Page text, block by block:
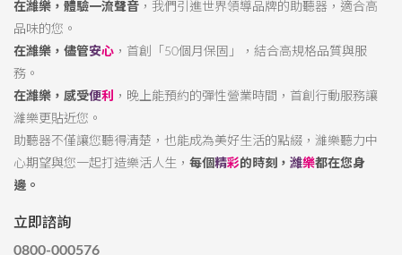
在濰樂，體驗一流聲音 ，我們引進世界領導品牌的助聽器，適合高
品味的您。
在濰樂，儘管安心 ，首創「50個月保固」，結合高規格品質與服
務。
在濰樂，感受便利 ，晚上能預約的彈性營業時間，首創行動服務讓
濰樂更貼近您。
助聽器不僅讓您聽得清楚，也能成為美好生活的點綴，濰樂聽力中
心期望與您一起打造樂活人生， 每個精彩的時刻， 濰樂都在您身
邊。
立即諮詢
0800-000576